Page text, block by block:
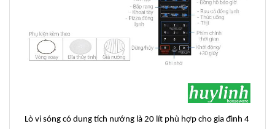
Lò vi sóng có dung tích nướng là 20 lít phù hợp cho gia đình 4